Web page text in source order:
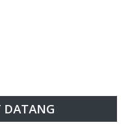
DATANG